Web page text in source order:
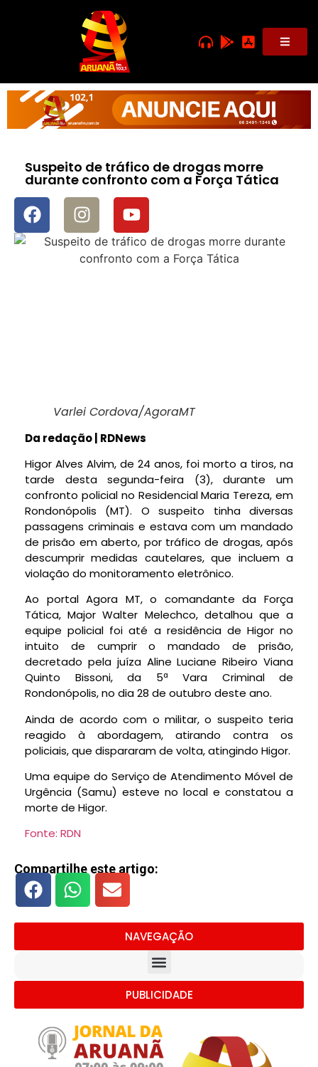
Suspeito de tráfico de drogas morre
durante confronto com a Força Tática
Varlei Cordova/AgoraMT
Da redação | RDNews
Higor Alves Alvim, de 24 anos, foi morto a tiros, na
tarde desta segunda-feira (3), durante um
confronto policial no Residencial Maria Tereza, em
Rondonópolis (MT). O suspeito tinha diversas
passagens criminais e estava com um mandado
de prisão em aberto, por tráfico de drogas, após
descumprir medidas cautelares, que incluem a
violação do monitoramento eletrônico.
Ao portal Agora MT, o comandante da Força
Tática, Major Walter Melechco, detalhou que a
equipe policial foi até a residência de Higor no
intuito de cumprir o mandado de prisão,
decretado pela juíza Aline Luciane Ribeiro Viana
Quinto Bissoni, da 5ª Vara Criminal de
Rondonópolis, no dia 28 de outubro deste ano.
Ainda de acordo com o militar, o suspeito teria
reagido à abordagem, atirando contra os
policiais, que dispararam de volta, atingindo Higor.
Uma equipe do Serviço de Atendimento Móvel de
Urgência (Samu) esteve no local e constatou a
morte de Higor.
Fonte: RDN
Compartilhe este artigo:
NAVEGAÇÃO
PUBLICIDADE